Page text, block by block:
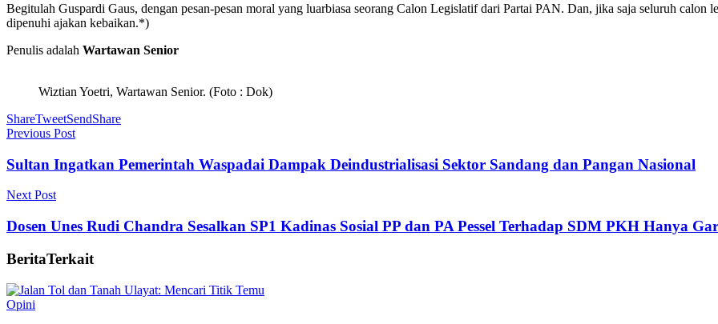
Begitulah Guspardi Gaus, dengan pesan-pesan moral yang luarbiasa seorang Calon Legislatif dari Partai PAN. Dan, jika saja seluruh
dipenuhi ajakan kebaikan.*)
Penulis adalah Wartawan Senior
Wiztian Yoetri, Wartawan Senior. (Foto : Dok)
ShareTweetSendShare
Previous Post
Sultan Ingatkan Pemerintah Waspadai Dampak Deindustrialisasi Sektor Sandang dan Pangan Nasional
Next Post
Dosen Unes Rudi Chandra Sesalkan SP1 Kadinas Sosial PP dan PA Pessel Terhadap SDM PKH Hanya
BeritaTerkait
Opini